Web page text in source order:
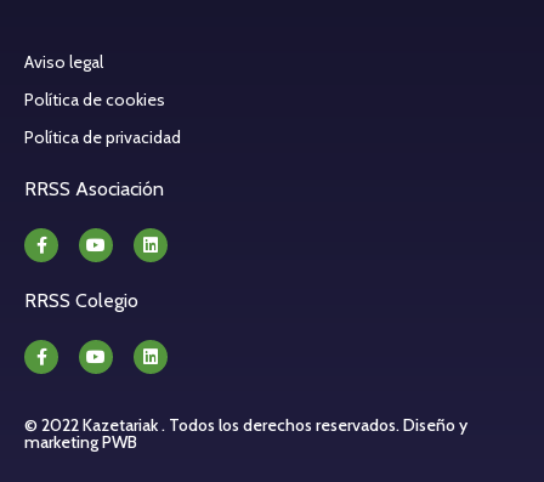
Aviso legal
Política de cookies
Política de privacidad
RRSS Asociación
RRSS Colegio
© 2022 Kazetariak . Todos los derechos reservados.Diseño y
marketing PWB